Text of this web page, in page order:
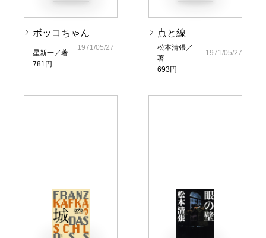
ボッコちゃん
星新一／著
781円
1971/05/27
点と線
松本清張／
著
693円
1971/05/27